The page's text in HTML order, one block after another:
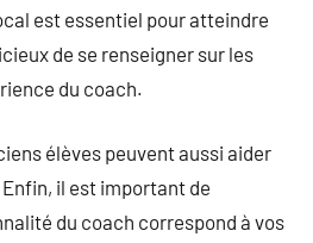
est essentiel pour atteindre
de se renseigner sur les
du coach.
élèves peuvent aussi aider
il est important de
du coach correspond à vos